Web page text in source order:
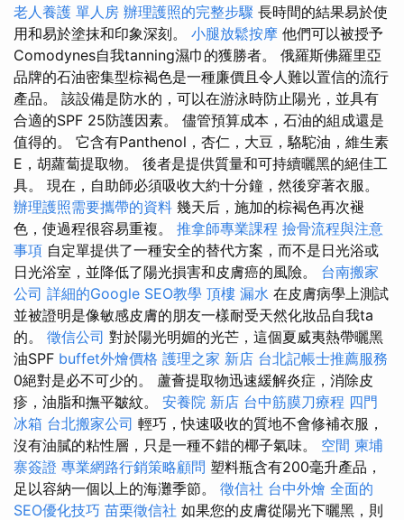
老人養護 單人房 辦理護照的完整步驟 長時間的結果易於使
用和易於塗抹和印象深刻。 小腿放鬆按摩 他們可以被授予
Comodynes自我tanning濕巾的獲勝者。 俄羅斯佛羅里亞
品牌的石油密集型棕褐色是一種廉價且令人難以置信的流行
產品。 該設備是防水的，可以在游泳時防止陽光，並具有
合適的SPF 25防護因素。 儘管預算成本，石油的組成還是
值得的。 它含有Panthenol，杏仁，大豆，駱駝油，維生素
E，胡蘿蔔提取物。 後者是提供質量和可持續曬黑的絕佳工
具。 現在，自助師必須吸收大約十分鐘，然後穿著衣服。
辦理護照需要攜帶的資料 幾天后，施加的棕褐色再次褪
色，使過程很容易重複。 推拿師專業課程 撿骨流程與注意
事項 自定單提供了一種安全的替代方案，而不是日光浴或
日光浴室，並降低了陽光損害和皮膚癌的風險。 台南搬家
公司 詳細的Google SEO教學 頂樓 漏水 在皮膚病學上測試
並被證明是像敏感皮膚的朋友一樣耐受天然化妝品自我ta
的。 徵信公司 對於陽光明媚的光芒，這個夏威夷熱帶曬黑
油SPF buffet外燴價格 護理之家 新店 台北記帳士推薦服務
0絕對是必不可少的。 蘆薈提取物迅速緩解炎症，消除皮
疹，油脂和撫平皺紋。 安養院 新店 台中筋膜刀療程 四門
冰箱 台北搬家公司 輕巧，快速吸收的質地不會修補衣服，
沒有油膩的粘性層，只是一種不錯的椰子氣味。 空間 柬埔
寨簽證 專業網路行銷策略顧問 塑料瓶含有200毫升產品，
足以容納一個以上的海灘季節。 徵信社 台中外燴 全面的
SEO優化技巧 苗栗徵信社 如果您的皮膚從陽光下曬黑，則